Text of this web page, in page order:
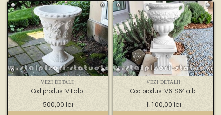
VEZI DETALII
Cod produs: V1 alb.
500,00 lei
VEZI DETALII
Cod produs: V6-S64 alb.
1.100,00 lei